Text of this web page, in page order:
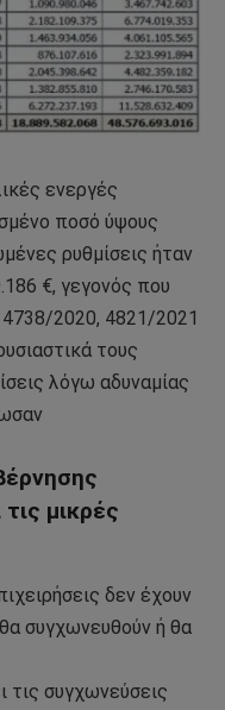
ενεργές
ποσό ύψους
ρυθμίσεις ήταν
€, γεγονός που
4738/2020, 4821/2021
τους
λόγω αδυναμίας
μικρές
δεν έχουν
συγχωνευθούν ή θα
τις συγχωνεύσεις